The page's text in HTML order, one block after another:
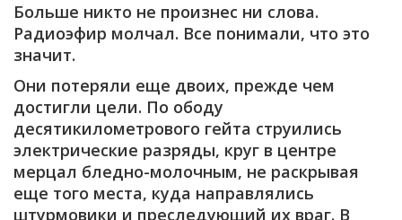
Больше никто не произнес ни слова.
Радиоэфир молчал. Все понимали, что это
значит.
Они потеряли еще двоих, прежде чем
достигли цели. По ободу
десятикилометрового гейта струились
электрические разряды, круг в центре
мерцал бледно-молочным, не раскрывая
еще того места, куда направлялись
штурмовики и преследующий их враг. В